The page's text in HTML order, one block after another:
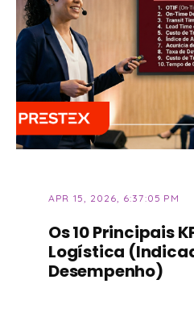
APR 15, 2026, 6:37:05 PM
Os 10 Principais
Logística
Desempenho)